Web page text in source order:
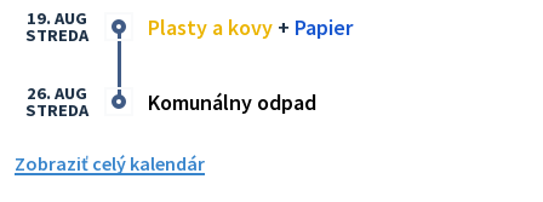
Plasty a kovy + Papier
19. AUG
STREDA
Komunálny odpad
26. AUG
STREDA
Zobraziť celý kalendár